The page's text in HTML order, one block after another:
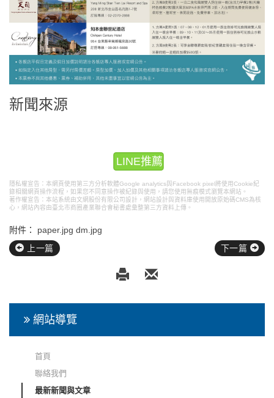
新聞來源
LINE推薦
隱私權宣告：本網頁使用第三方分析軟體Google analytics與Facebook pixel將使用Cookie紀
錄相關網頁操作流程，如果您不同意操作被紀錄與使用，請您使用無痕模式瀏覽本網站。
著作權宣告：本站系統由文網股份有限公司設計， 網站設計與資料庫使用開放原始碼CMS為核
心，網站內容由臺北市商圈產業聯合會秘書處彙整第三方資料上傳。
附件： paper.jpg dm.jpg
上一篇
下一篇
網站導覽
首頁
聯絡我們
最新新聞與文章